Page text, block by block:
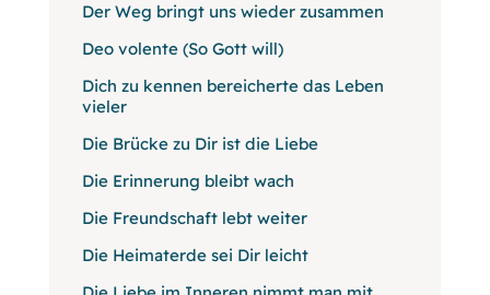
Der Weg bringt uns wieder zusammen
Deo volente (So Gott will)
Dich zu kennen bereicherte das Leben
vieler
Die Brücke zu Dir ist die Liebe
Die Erinnerung bleibt wach
Die Freundschaft lebt weiter
Die Heimaterde sei Dir leicht